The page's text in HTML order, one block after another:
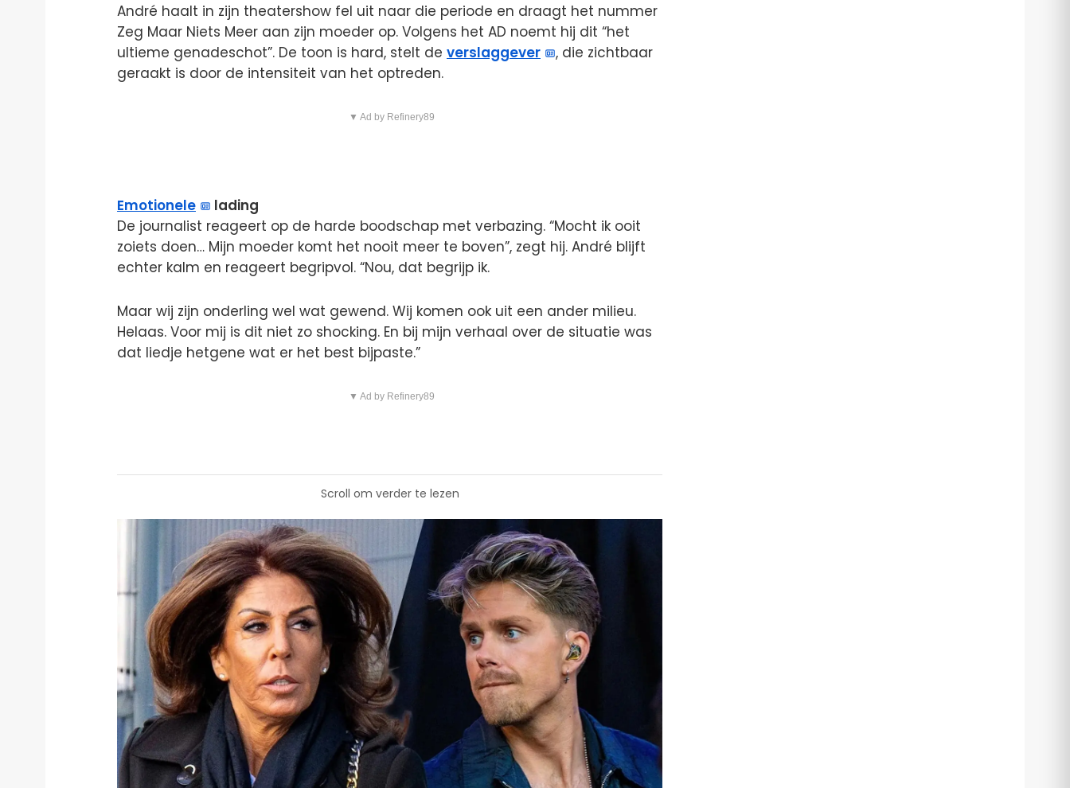
André haalt in zijn theatershow fel uit naar die periode en draagt het nummer
Zeg Maar Niets Meer aan zijn moeder op. Volgens het AD noemt hij dit “het
ultieme genadeschot”. De toon is hard, stelt de verslaggever
, die zichtbaar
geraakt is door de intensiteit van het optreden.
▼ Ad by Refinery89
Emotionele
lading
De journalist reageert op de harde boodschap met verbazing. “Mocht ik ooit
zoiets doen… Mijn moeder komt het nooit meer te boven”, zegt hij. André blijft
echter kalm en reageert begripvol. “Nou, dat begrijp ik.
Maar wij zijn onderling wel wat gewend. Wij komen ook uit een ander milieu.
Helaas. Voor mij is dit niet zo shocking. En bij mijn verhaal over de situatie was
dat liedje hetgene wat er het best bijpaste.”
▼ Ad by Refinery89
Scroll om verder te lezen